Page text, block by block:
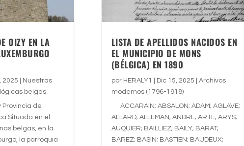
OIZY EN LA
2025
Nuestras
belgas
Provincia de
Situada en el
belgas, en la
la parroquia
LISTA DE APELLIDOS NACIDOS EN
EL MUNICIPIO DE MONS
(BÉLGICA) EN 1890
por HERALY1 Dic 15, 2025
Archivos
modernos (1796-1918)
ACCARAIN; ABSALON; ADAM; AGLAVE;
ALLARD; ALLEMAN; ANDRE; ARTE; ARYS;
AUQUIER; BAILLIEZ; BAILY; BARAT;
BAREZ; BASIN; BASTIEN; BAUDEUX;